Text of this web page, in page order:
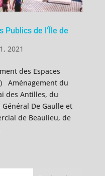
Publics de l’Île de
2021
des Espaces
Aménagement du
des Antilles, du
De Gaulle et
de Beaulieu, de